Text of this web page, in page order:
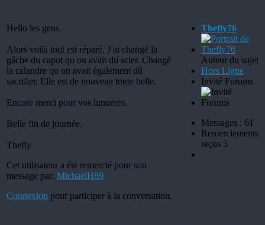
Hello les gens.
Alors voilà tout est réparé. J ai changé la
gâche du capot qu on avait du scier. Changé
la calandre qu on avait également dû
sacrifier. Elle est de nouveau toute belle.
Encore merci pour vos lumières.
Belle fin de journée.
Thefly
Cet utilisateur a été remercié pour son
message par: MichaelH89
Connexion pour participer à la conversation.
Thefly76
Auteur du sujet
Hors Ligne
Invité Forums
Messages : 61
Remerciements
reçus 5